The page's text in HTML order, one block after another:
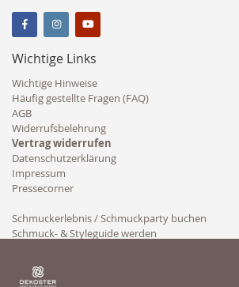
Wichtige Links
Wichtige Hinweise
Häufig gestellte Fragen (FAQ)
AGB
Widerrufsbelehrung
Vertrag widerrufen
Datenschutzerklärung
Impressum
Pressecorner
Schmuckerlebnis / Schmuckparty buchen
Schmuck- & Styleguide werden